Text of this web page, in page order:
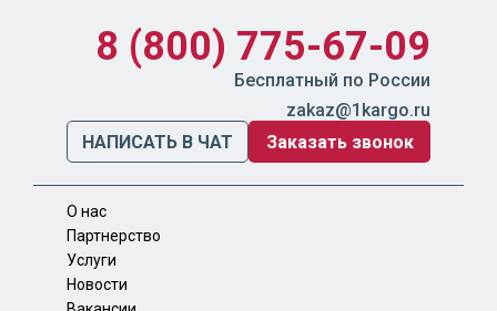
8 (800) 775-67-09
Бесплатный по России
zakaz@1kargo.ru
НАПИСАТЬ В ЧАТ
Заказать звонок
О нас
Партнерство
Услуги
Новости